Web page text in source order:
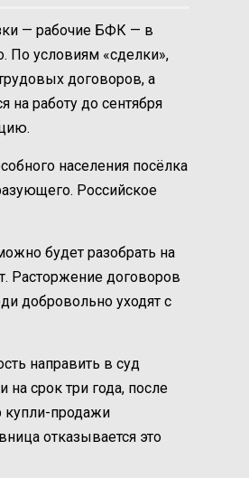
— рабочие БФК — в
По условиям «сделки»,
договоров, а
на работу до сентября
населения посёлка
Российское
будет разобрать на
Расторжение договоров
добровольно уходят с
направить в суд
на срок три года, после
купли-продажи
отказывается это